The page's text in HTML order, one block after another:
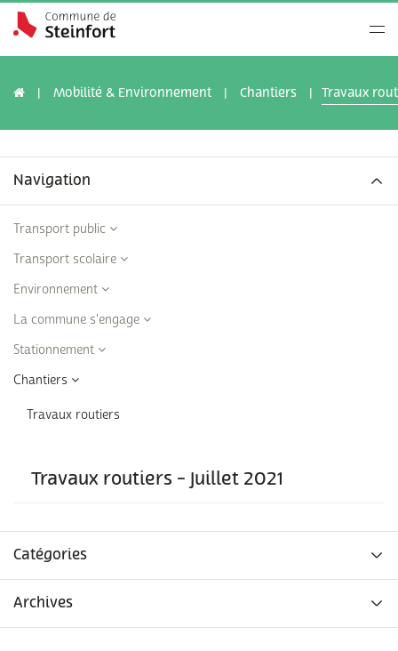
Mobilité & Environnement Chantiers Travaux
Navigation
Transport public
Transport scolaire
Environnement
La commune s'engage
Stationnement
Chantiers
Travaux routiers
Travaux routiers - Juillet 2021
Catégories
Archives